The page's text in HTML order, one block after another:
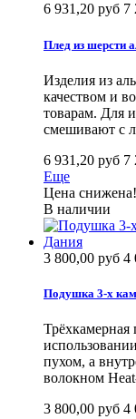
6 931,20 руб 7
Плед из шерсти
Изделия из
качеством и
товарам. Для
смешивают с
6 931,20 руб 7
Еще
Цена снижена!
В наличии
3 800,00 руб 4
Подушка 3-х
пухом, а
волокном
3 800,00 руб 4